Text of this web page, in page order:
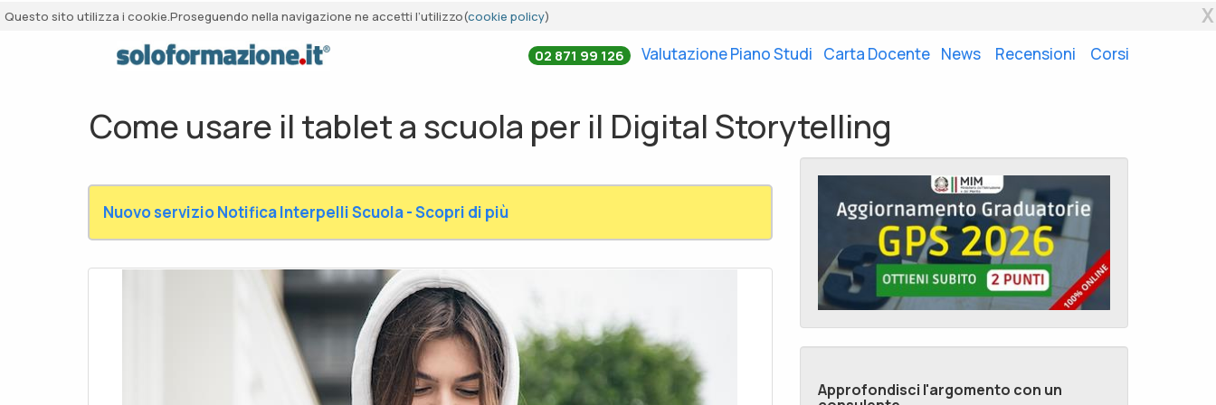
Questo sito utilizza i cookie.Proseguendo nella navigazione ne accetti l’utilizzo(cookie policy) X
02 871 99 126 Valutazione Piano Studi Carta Docente News Recensioni Corsi
Come usare il tablet a scuola per il Digital Storytelling
Nuovo servizio Notifica Interpelli Scuola - Scopri di più
Approfondisci l'argomento con un